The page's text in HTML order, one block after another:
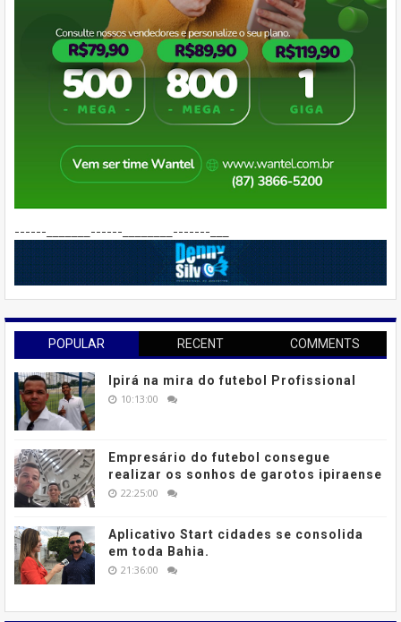
------_______------________-------___
POPULAR RECENT COMMENTS
Ipirá na mira do futebol Profissional
10:13:00
Empresário do futebol consegue
realizar os sonhos de garotos ipiraense
22:25:00
Aplicativo Start cidades se consolida
em toda Bahia.
21:36:00